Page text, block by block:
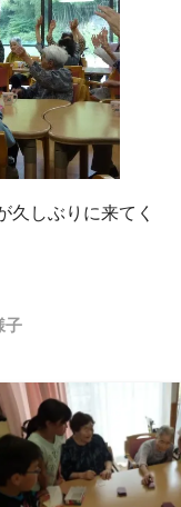
久しぶりに来てく
子